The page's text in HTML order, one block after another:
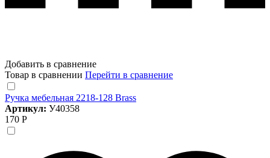
Добавить в сравнение
Товар в сравнении Перейти в сравнение
Ручка мебельная 2218-128 Brass
Артикул: У40358
170 Р